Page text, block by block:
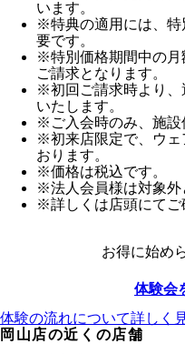
います。
※特典の適用には、特
要です。
※特別価格期間中の月
ご請求となります。
※初回ご請求時より、
いたします。
※ご入会時のみ、施設
※初来店限定で、ウェ
おります。
※価格は税込です。
※法人会員様は対象外
※詳しくは店頭にてご
お得に始め
体験会
体験の流れについて詳しく
岡山店の近くの店舗